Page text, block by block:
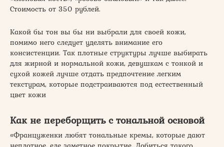
Стоимость от 350 рублей.
Какой бы тон вы бы ни выбрали для своей кожи,
помимо него следует уделять внимание его
консистенции. Так плотные структуры лучше выбирать
для жирной и нормальной кожи, девушкам с тонкой и
сухой кожей лучше отдать предпочтение легким
текстурам, которые подстраиваются под естественный
цвет кожи
Как не переборщить с тональной основой
«Француженки любят тональные кремы, которые дают